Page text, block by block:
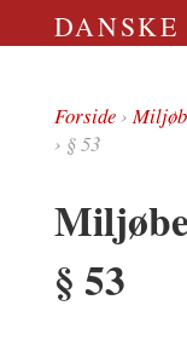
DANSKE
Forside›
› § 53
§ 53